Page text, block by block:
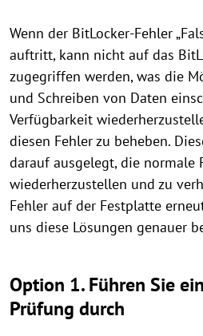
Wenn der BitLocker-Fehler
auftritt, kann nicht auf das
zugegriffen werden, was die
und Schreiben von Daten
Verfügbarkeit
diesen Fehler zu beheben.
darauf ausgelegt, die normale
wiederherzustellen und zu
Fehler auf der Festplatte
uns diese Lösungen genauer
Option 1. Führen Sie
Prüfung durch